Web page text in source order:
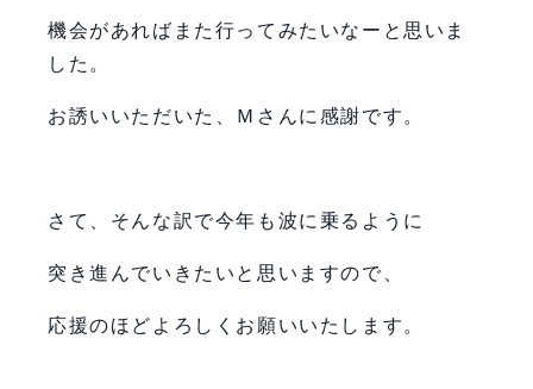
機会があればまた行ってみたいなーと思いま
した。
お誘いいただいた、Ｍさんに感謝です。
さて、そんな訳で今年も波に乗るように
突き進んでいきたいと思いますので、
応援のほどよろしくお願いいたします。